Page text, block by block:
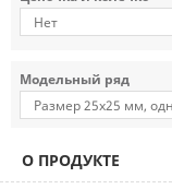
Модельный ряд
О ПРОДУКТЕ